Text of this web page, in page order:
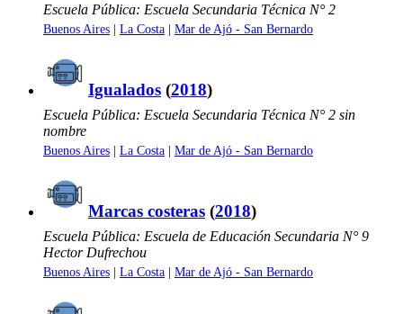
Escuela Pública: Escuela Secundaria Técnica N° 2
Buenos Aires | La Costa | Mar de Ajó - San Bernardo
Igualados (2018)
Escuela Pública: Escuela Secundaria Técnica N° 2 sin
nombre
Buenos Aires | La Costa | Mar de Ajó - San Bernardo
Marcas costeras (2018)
Escuela Pública: Escuela de Educación Secundaria N° 9
Hector Dufrechou
Buenos Aires | La Costa | Mar de Ajó - San Bernardo